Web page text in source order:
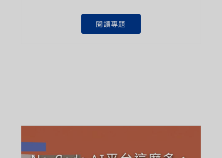
大型科技公司，近幾年挹注龐大的資源訓
練出大型模型，如 GPT-3、BERT 等，都
閱讀專題